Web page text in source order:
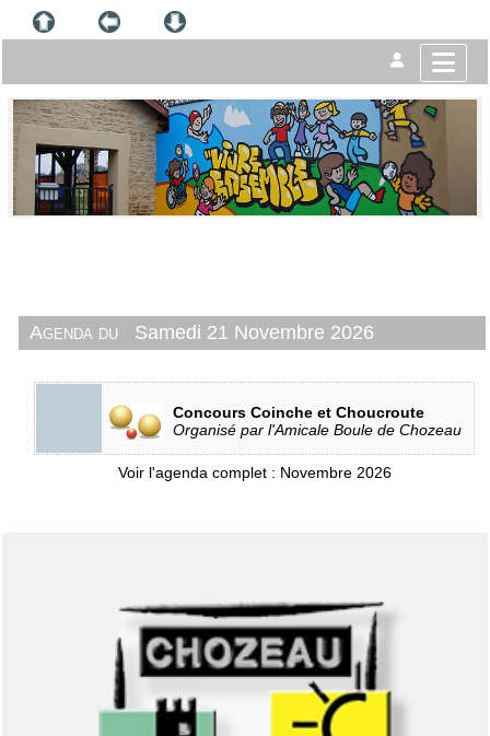
Agenda du Samedi 21 Novembre 2026
Concours Coinche et Choucroute
Organisé par l'Amicale Boule de Chozeau
Voir l'agenda complet : Novembre 2026